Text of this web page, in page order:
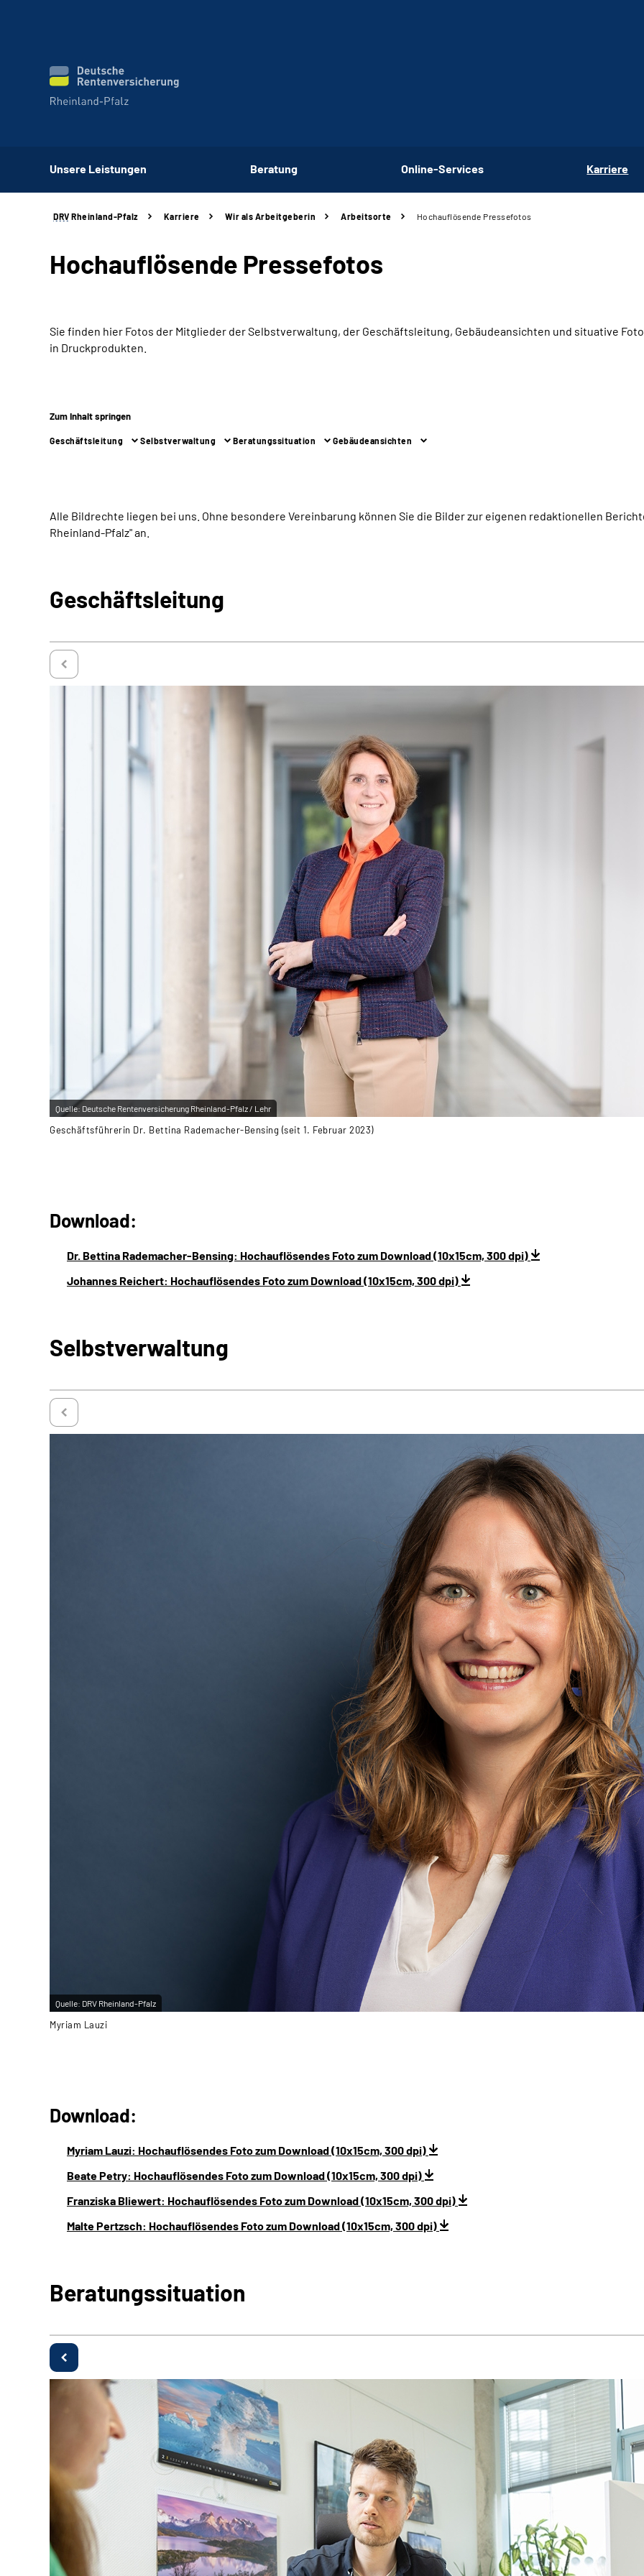
Unsere Leistungen Beratung Online-Services Karriere
DRV Rheinland-Pfalz Karriere Wir als Arbeitgeberin Arbeitsorte Hochauflösende Pressefotos
Hochauflösende Pressefotos
Sie finden hier Fotos der Mitglieder der Selbstverwaltung, der Geschäftsleitung, Gebäudeansichten und situative
in Druckprodukten.
Zum Inhalt springen
Geschäftsleitung Selbstverwaltung Beratungssituation Gebäudeansichten
Alle Bildrechte liegen bei uns. Ohne besondere Vereinbarung können Sie die Bilder zur eigenen redaktionellen
Rheinland-Pfalz" an.
Geschäftsleitung
Quelle: Deutsche Rentenversicherung Rheinland-Pfalz / Lehr
Geschäftsführerin Dr. Bettina Rademacher-Bensing (seit 1. Februar 2023)
Download:
Dr. Bettina Rademacher-Bensing: Hochauflösendes Foto zum Download (10x15cm, 300 dpi)
Johannes Reichert: Hochauflösendes Foto zum Download (10x15cm, 300 dpi)
Selbstverwaltung
Quelle: DRV Rheinland-Pfalz
Myriam Lauzi
Download:
Myriam Lauzi: Hochauflösendes Foto zum Download (10x15cm, 300 dpi)
Beate Petry: Hochauflösendes Foto zum Download (10x15cm, 300 dpi)
Franziska Bliewert: Hochauflösendes Foto zum Download (10x15cm, 300 dpi)
Malte Pertzsch: Hochauflösendes Foto zum Download (10x15cm, 300 dpi)
Beratungssituation